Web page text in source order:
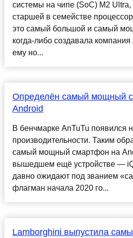
системы на чипе (SoC) M2 Ultra,
старшей в семействе
это самый большой и самый
когда-либо создавала
ему но...
Определён самый мощный
Android
В бенчмарке AnTuTu появился
производительности. Таким
самый мощный смартфон на
вышедшем ещё устройстве —
давно ожидают под званием
флагман начала 2020 го...
Lamborghini выпустила